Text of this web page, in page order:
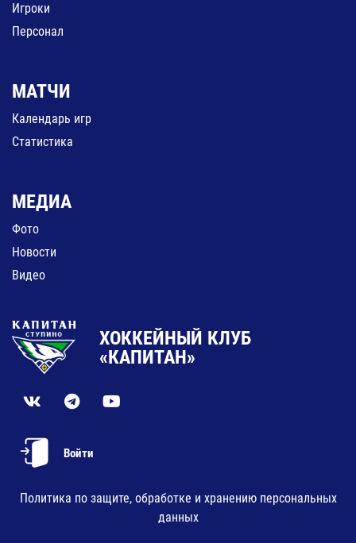
Игроки
Персонал
МАТЧИ
Календарь игр
Статистика
МЕДИА
Фото
Новости
Видео
ХОККЕЙНЫЙ КЛУБ
«КАПИТАН»
Войти
Политика по защите, обработке и хранению персональных
данных